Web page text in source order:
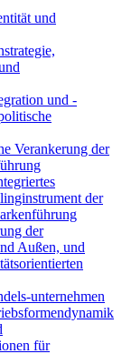
und
und -
Verankerung der
der
der
Außen, und
unternehmen
für